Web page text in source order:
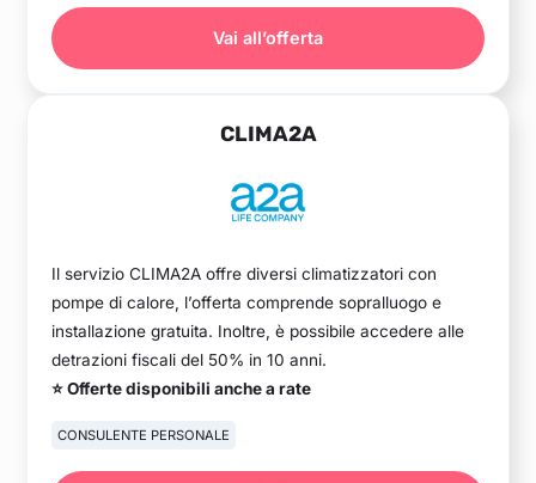
Vai all’offerta
CLIMA2A
Il servizio CLIMA2A offre diversi climatizzatori con
pompe di calore, l’offerta comprende sopralluogo e
installazione gratuita. Inoltre, è possibile accedere alle
detrazioni fiscali del 50% in 10 anni.
⭐ Offerte disponibili anche a rate
CONSULENTE PERSONALE